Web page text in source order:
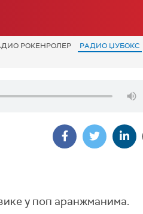
РОКЕНРОЛЕР РАДИО ЏУБОКС
у поп аранжманима.